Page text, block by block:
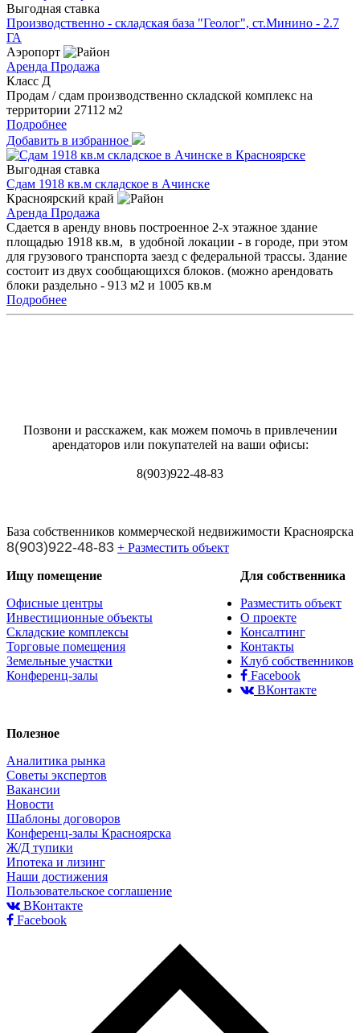
Выгодная ставка
Производственно - складская база "Геолог", ст.Минино - 2.7
ГА
Аэропорт
Аренда Продажа
Класс Д
Продам / сдам производственно складской комплекс на
территории 27112 м2
Подробнее
Добавить в избранное
Выгодная ставка
Сдам 1918 кв.м складское в Ачинске
Красноярский край
Аренда Продажа
Сдается в аренду вновь построенное 2-х этажное здание
площадью 1918 кв.м, в удобной лoкации - в городе, при этом
для грузового транспорта заезд с федеральной трассы. Здание
состоит из двух сообщающихся блоков. (можно арендовать
блоки раздельно - 913 м2 и 1005 кв.м
Подробнее
Позвони и расскажем, как можем помочь в привлечении
арендаторов или покупателей на ваши офисы:
8(903)922-48-83
База собственников коммерческой недвижимости Красноярска
8(903)922-48-83 + Разместить объект
Ищу помещение
Офисные центры
Инвестиционные объекты
Складские комплексы
Торговые помещения
Земельные участки
Конференц-залы
Для собственника
Разместить объект
О проекте
Консалтинг
Контакты
Клуб собственников
Facebook
ВКонтакте
Полезное
Аналитика рынка
Советы экспертов
Вакансии
Новости
Шаблоны договоров
Конференц-залы Красноярска
Ж/Д тупики
Ипотека и лизинг
Наши достижения
Пользовательское соглашение
ВКонтакте
Facebook